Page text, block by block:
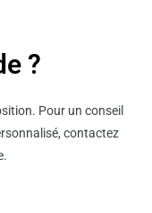
?
Pour un conseil
contactez